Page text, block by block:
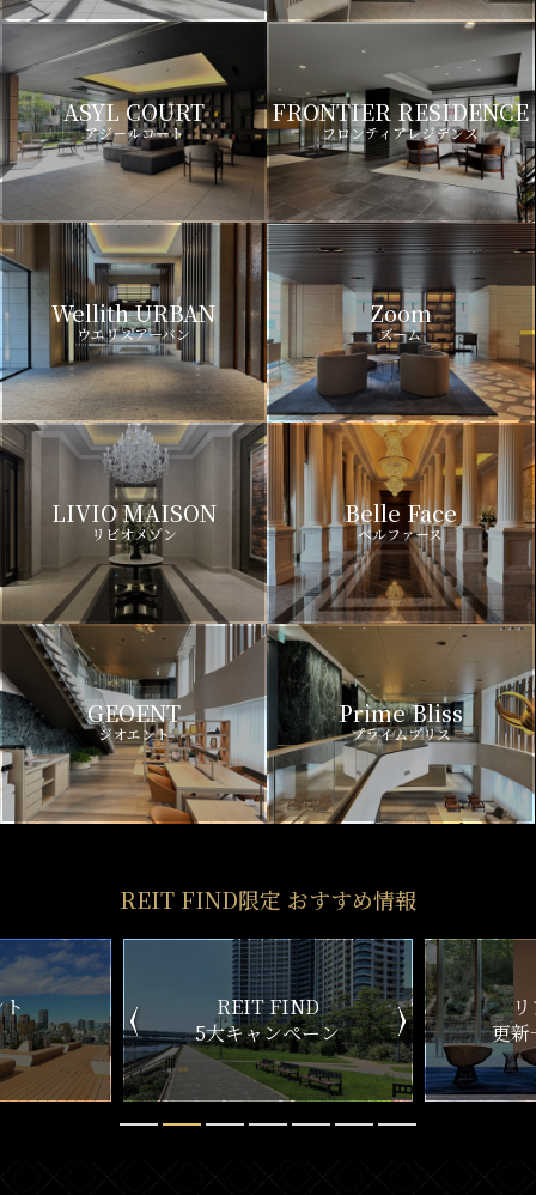
ASYL COURT
アジールコート
FRONTIER RESIDENCE
フロンティアレジデンス
Wellith URBAN
ウエリスアーバン
Zoom
ズーム
LIVIO MAISON
リビオメゾン
Belle Face
ベルファース
GEOENT
ジオエント
Prime Bliss
プライムブリス
REIT FIND限定 おすすめ情報
ーン
リアルタイム
更新一覧チェック
新